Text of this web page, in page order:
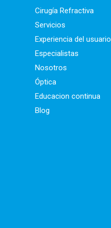
Cirugía Refractiva
Servicios
Experiencia del usuario
Especialistas
Nosotros
Óptica
Educacion continua
Blog